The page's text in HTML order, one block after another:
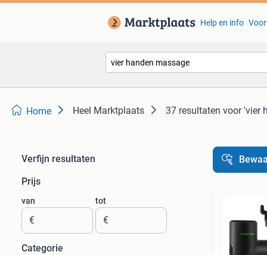
Help en info
Home Heel Marktplaats 37 resultaten voor 'vier
Verfijn resultaten
Prijs
van
€
tot
€
Categorie